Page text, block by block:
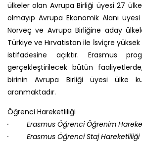
ülkeler olan Avrupa Birliği üyesi 27
olmayıp Avrupa Ekonomik Alanı
Norveç ve Avrupa Birliğine aday
Türkiye ve Hırvatistan ile İsviçre
istifadesine açıktır. Erasmus
gerçekleştirilecek bütün
birinin Avrupa Birliği üyesi ülke
aranmaktadır.
Öğrenci Hareketliliği
· Erasmus Öğrenci Öğrenim
· Erasmus Öğrenci Staj Hareketliliği